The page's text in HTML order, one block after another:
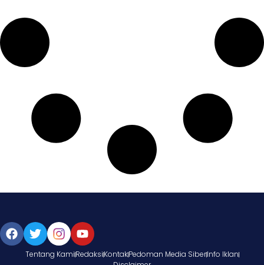
Tentang KamiRedaksiKontakPedoman Media SiberInfo Iklan